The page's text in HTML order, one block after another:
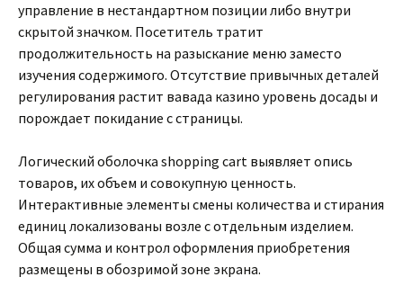
управление в нестандартном позиции либо внутри
скрытой значком. Посетитель тратит
продолжительность на разыскание меню заместо
изучения содержимого. Отсутствие привычных деталей
регулирования растит вавада казино уровень досады и
порождает покидание с страницы.
Логический оболочка shopping cart выявляет опись
товаров, их объем и совокупную ценность.
Интерактивные элементы смены количества и стирания
единиц локализованы возле с отдельным изделием.
Общая сумма и контрол оформления приобретения
размещены в обозримой зоне экрана.